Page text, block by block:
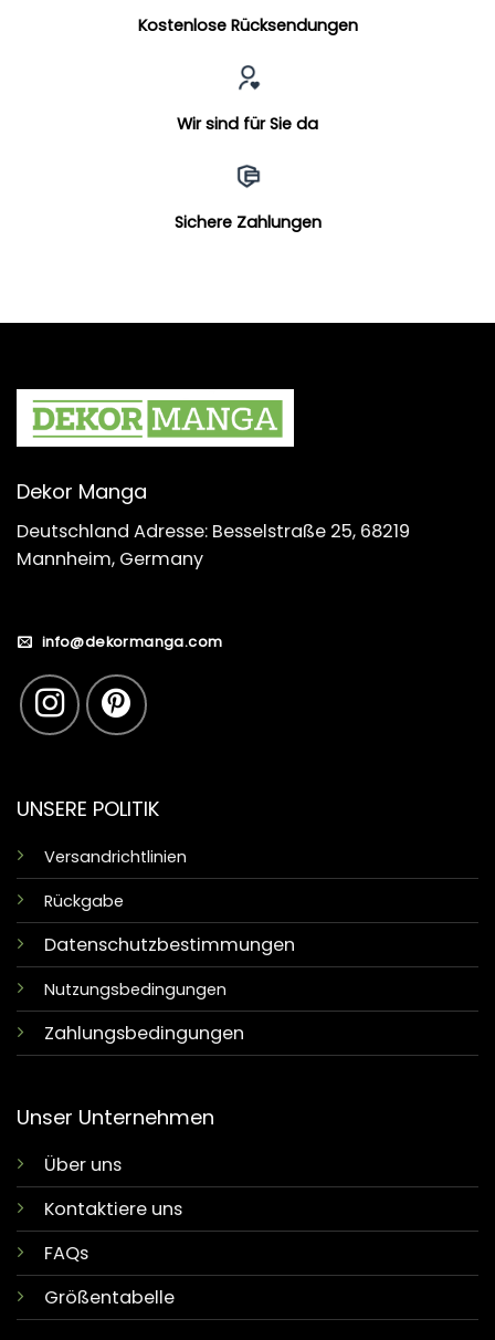
Kostenlose Rücksendungen
Wir sind für Sie da
Sichere Zahlungen
Dekor Manga
Deutschland Adresse: Besselstraße 25, 68219
Mannheim, Germany
info@dekormanga.com
UNSERE POLITIK
Versandrichtlinien
Rückgabe
Datenschutzbestimmungen
Nutzungsbedingungen
Zahlungsbedingungen
Unser Unternehmen
Über uns
Kontaktiere uns
FAQs
Größentabelle